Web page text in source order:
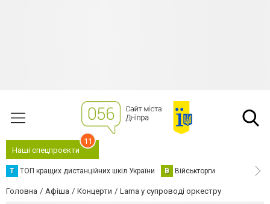
Наші спецпроєкти
11
Т ТОП кращих дистанційних шкіл України В Військторги
Головна Афіша Концерти Lama у супроводі оркестру